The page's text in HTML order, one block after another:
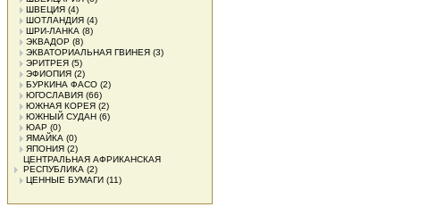
ШВЕЦИЯ (4)
ШОТЛАНДИЯ (4)
ШРИ-ЛАНКА (8)
ЭКВАДОР (8)
ЭКВАТОРИАЛЬНАЯ ГВИНЕЯ (3)
ЭРИТРЕЯ (5)
ЭФИОПИЯ (2)
БУРКИНА ФАСО (2)
ЮГОСЛАВИЯ (66)
ЮЖНАЯ КОРЕЯ (2)
ЮЖНЫЙ СУДАН (6)
ЮАР (0)
ЯМАЙКА (0)
ЯПОНИЯ (2)
ЦЕНТРАЛЬНАЯ АФРИКАНСКАЯ
РЕСПУБЛИКА (2)
ЦЕННЫЕ БУМАГИ (11)